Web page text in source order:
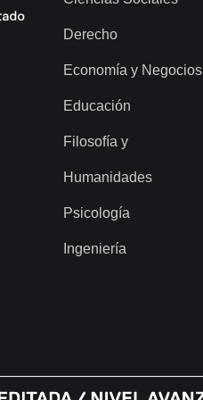
Derecho
Economía y Negocios
Educación
Filosofía y
Humanidades
Psicología
Ingeniería